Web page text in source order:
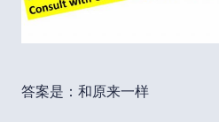
答案是：和原来一样